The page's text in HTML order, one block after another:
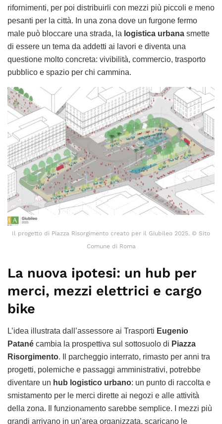
rifornimenti, per poi distribuirli con mezzi più piccoli e meno
pesanti per la città. In una zona dove un furgone fermo
male può bloccare una strada, la logistica urbana smette
di essere un tema da addetti ai lavori e diventa una
questione molto concreta: vivibilità, commercio, trasporto
pubblico e spazio per chi cammina.
Il progetto di Piazza Risorgimento creato per il Giubileo 2025. © Sito
Comune di Roma
La nuova ipotesi: un hub per
merci, mezzi elettrici e cargo
bike
L’idea illustrata dall’assessore ai Trasporti Eugenio
Patané cambia la prospettiva sul sottosuolo di Piazza
Risorgimento. Il parcheggio interrato, rimasto per anni tra
progetti, polemiche e passaggi amministrativi, potrebbe
diventare un hub logistico urbano: un punto di raccolta e
smistamento per le merci dirette ai negozi e alle attività
della zona. Il funzionamento sarebbe semplice. I mezzi più
grandi arrivano in un’area organizzata, scaricano le